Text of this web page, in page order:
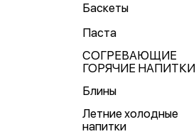
Баскеты
Паста
СОГРЕВАЮЩИЕ
ГОРЯЧИЕ НАПИТКИ
Блины
Летние холодные
напитки